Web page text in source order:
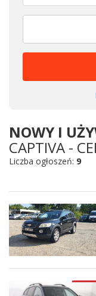
NOWY I
CAPTIVA -
Liczba ogłoszeń: 9